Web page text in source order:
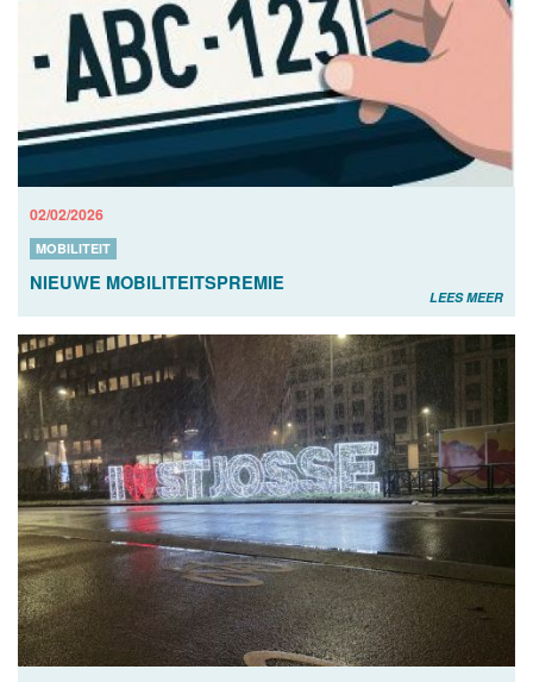
02/02/2026
MOBILITEIT
NIEUWE MOBILITEITSPREMIE
LEES MEER